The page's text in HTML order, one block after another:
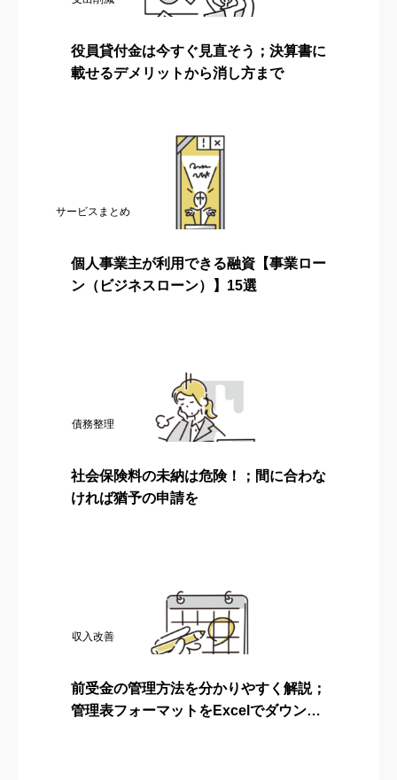
役員貸付金は今すぐ見直そう；決算書に
載せるデメリットから消し方まで
サービスまとめ
個人事業主が利用できる融資【事業ロー
ン（ビジネスローン）】15選
債務整理
社会保険料の未納は危険！；間に合わな
ければ猶予の申請を
収入改善
前受金の管理方法を分かりやすく解説；
管理表フォーマットをExcelでダウンロ